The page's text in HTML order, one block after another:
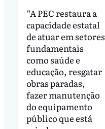
“A PEC restaura a
capacidade estatal
de atuar em setores
fundamentais
como saúde e
educação, resgatar
obras paradas,
fazer manutenção
do equipamento
público que está